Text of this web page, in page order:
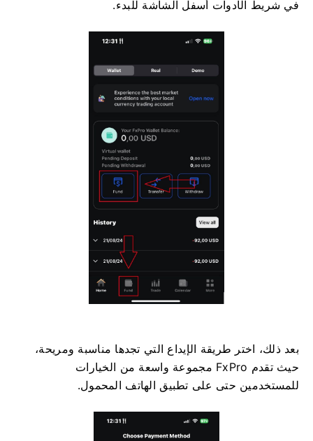
في شريط الأدوات أسفل الشاشة للبدء.
بعد ذلك، اختر طريقة الإيداع التي تجدها مناسبة ومريحة،
حيث تقدم FxPro مجموعة واسعة من الخيارات
للمستخدمين حتى على تطبيق الهاتف المحمول.